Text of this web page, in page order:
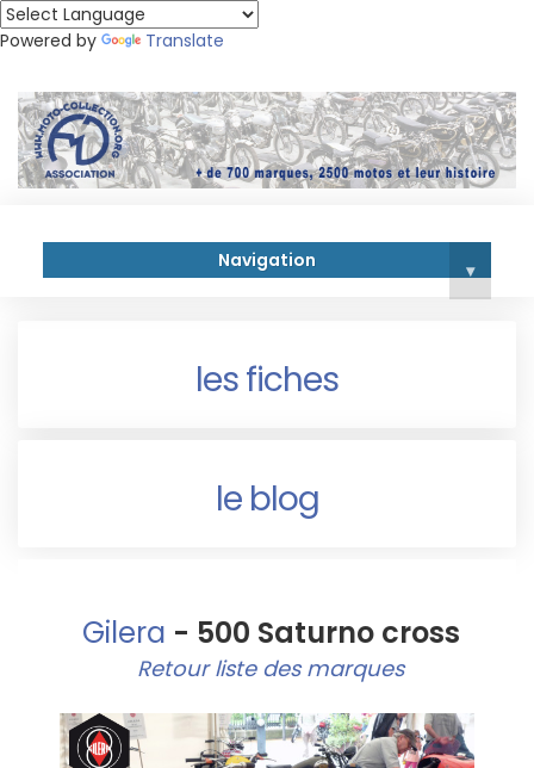
Powered by Translate
Navigation ▾
les fiches
le blog
Gilera - 500 Saturno cross
Retour liste des marques